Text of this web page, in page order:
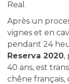
Real.
Après un
vignes et en
pendant 24
Reserva 2020,
40 ans, est
chêne